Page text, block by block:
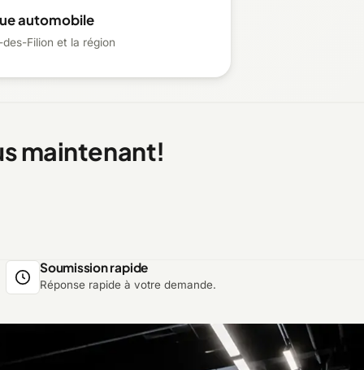
automobile
Filion et la région
maintenant!
Soumission rapide
Réponse rapide à votre demande.